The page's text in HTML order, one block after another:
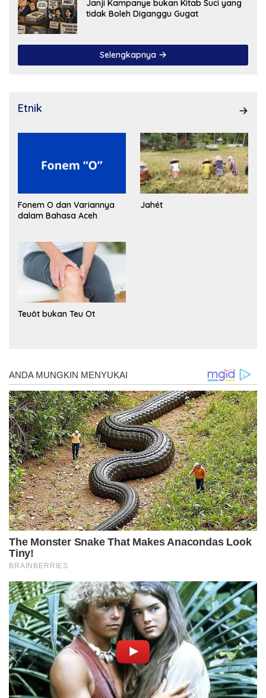
Janji Kampanye bukan Kitab Suci yang
tidak Boleh Diganggu Gugat
Selengkapnya
Etnik
Fonem O dan Variannya
dalam Bahasa Aceh
Jahét
Teuöt bukan Teu Ot